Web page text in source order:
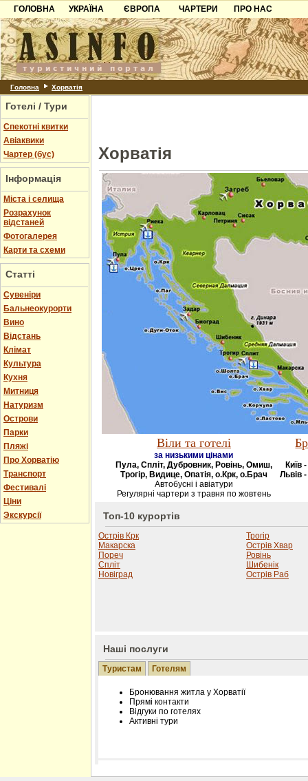
ГОЛОВНА
УКРАЇНА
Карпати
Азов
Причорноморря
Шацьк
ЄВРОПА
Чорногорія
Хорватія
Болгарія
ЧАРТЕРИ
ПРО НАС
Контакти
Партнерам
Додати готель
Головна Хорватія
Готелі / Тури
Спекотні квитки
Авіаквики
Чартер (бус)
Інформація
Міста і селища
Розрахунок
відстаней
Фотогалерея
Карти та схеми
Статті
Cувеніри
Бальнеокурорти
Вино
Відстань
Клімат
Культура
Кухня
Митниця
Натуризм
Острови
Парки
Пляжі
Про Хорватію
Транспорт
Фестивалі
Ціни
Экскурсії
Хорватія
Віли та готелі
за низькими цінами
Пула, Спліт, Дубровник, Ровінь, Омиш,
Трогір, Видице, Опатія, о.Крк, о.Брач
Автобусні і авіатури
Регулярні чартери з травня по жовтень
Київ
Львів
Топ-10 курортів
Острів Крк
Макарска
Пореч
Спліт
Новіград
Трогір
Острів Хвар
Ровінь
Шибенік
Острів Раб
Наші послуги
Туристам Готелям
Бронювання житла у Хорватії
Прямі контакти
Відгуки по готелях
Активні тури
Розміщення інформації про готель на